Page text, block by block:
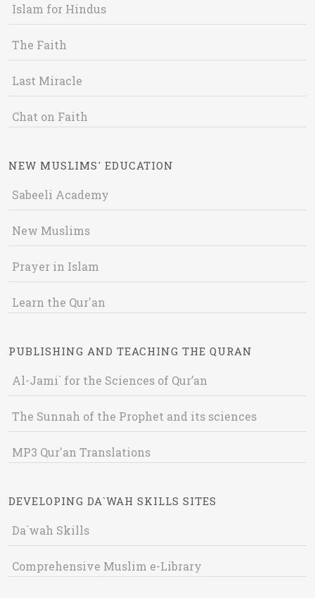
Islam for Hindus
The Faith
Last Miracle
Chat on Faith
NEW MUSLIMS' EDUCATION
Sabeeli Academy
New Muslims
Prayer in Islam
Learn the Qur'an
PUBLISHING AND TEACHING THE QURAN
Al-Jami` for the Sciences of Qur’an
The Sunnah of the Prophet and its sciences
MP3 Qur'an Translations
DEVELOPING DA`WAH SKILLS SITES
Da`wah Skills
Comprehensive Muslim e-Library